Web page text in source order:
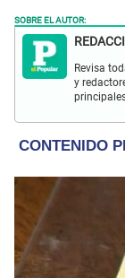
SOBRE EL AUTOR:
Revisa
y